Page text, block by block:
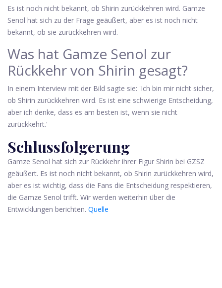
Es ist noch nicht bekannt, ob Shirin zurückkehren wird. Gamze
Senol hat sich zu der Frage geäußert, aber es ist noch nicht
bekannt, ob sie zurückkehren wird.
Was hat Gamze Senol zur
Rückkehr von Shirin gesagt?
In einem Interview mit der Bild sagte sie: 'Ich bin mir nicht sicher,
ob Shirin zurückkehren wird. Es ist eine schwierige Entscheidung,
aber ich denke, dass es am besten ist, wenn sie nicht
zurückkehrt.'
Schlussfolgerung
Gamze Senol hat sich zur Rückkehr ihrer Figur Shirin bei GZSZ
geäußert. Es ist noch nicht bekannt, ob Shirin zurückkehren wird,
aber es ist wichtig, dass die Fans die Entscheidung respektieren,
die Gamze Senol trifft. Wir werden weiterhin über die
Entwicklungen berichten. Quelle